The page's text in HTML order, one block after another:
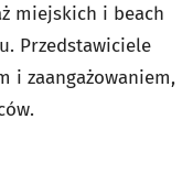
miejskich i beach
Przedstawiciele
i zaangażowaniem,